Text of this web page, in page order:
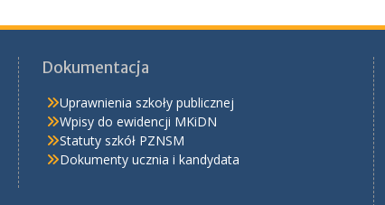
Dokumentacja
Uprawnienia szkoły publicznej
Wpisy do ewidencji MKiDN
Statuty szkół PZNSM
Dokumenty ucznia i kandydata